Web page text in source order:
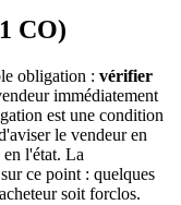
CO)
obligation : vérifier
immédiatement
est une condition
le vendeur en
en l'état. La
ce point : quelques
soit forclos.